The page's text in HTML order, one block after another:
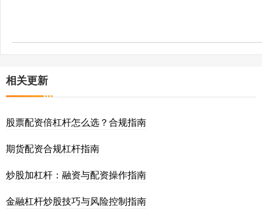
相关更新
股票配资倍杠杆怎么选？合规指南
期货配资合规杠杆指南
炒股加杠杆：融资与配资操作指南
金融杠杆炒股技巧与风险控制指南